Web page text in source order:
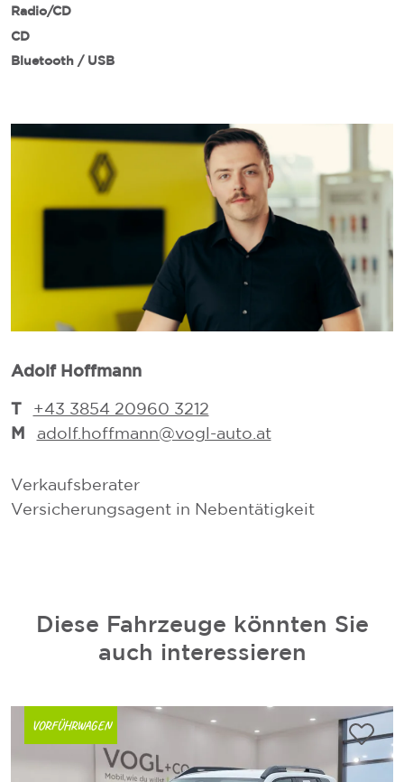
Radio/CD
CD
Bluetooth / USB
Adolf Hoffmann
T +43 3854 20960 3212
M adolf.hoffmann@vogl-auto.at
Verkaufsberater
Versicherungsagent in Nebentätigkeit
Diese Fahrzeuge könnten Sie
auch interessieren
VORFÜHRWAGEN